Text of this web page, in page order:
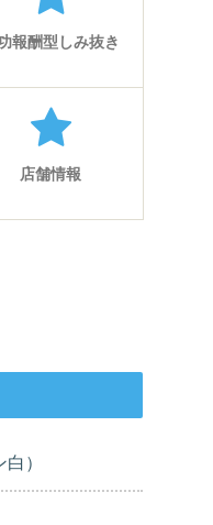
報酬型しみ抜き
店舗情報
）